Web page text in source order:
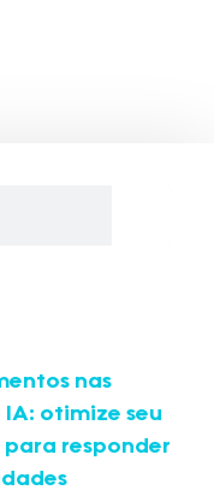
nas
IA: otimize seu
responder